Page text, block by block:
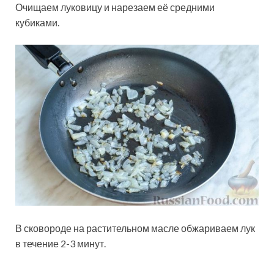
Очищаем луковицу и нарезаем её средними
кубиками.
В сковороде на растительном масле обжариваем лук
в течение 2-3 минут.